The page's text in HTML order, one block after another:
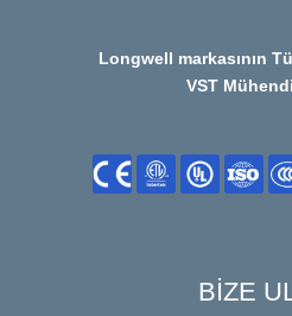
Longwell markasının
VST
BİZE